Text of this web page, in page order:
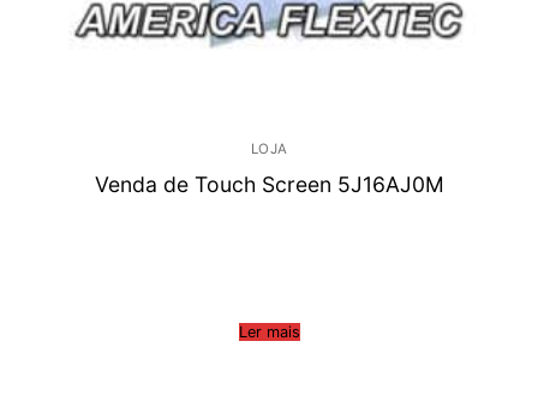
LOJA
Venda de Touch Screen 5J16AJ0M
Ler mais